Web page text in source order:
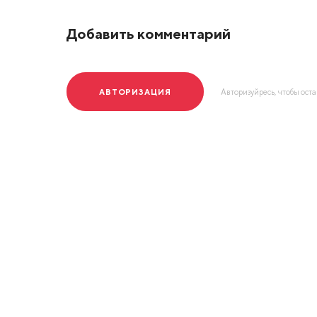
Добавить комментарий
АВТОРИЗАЦИЯ Авторизуйресь, чтобы